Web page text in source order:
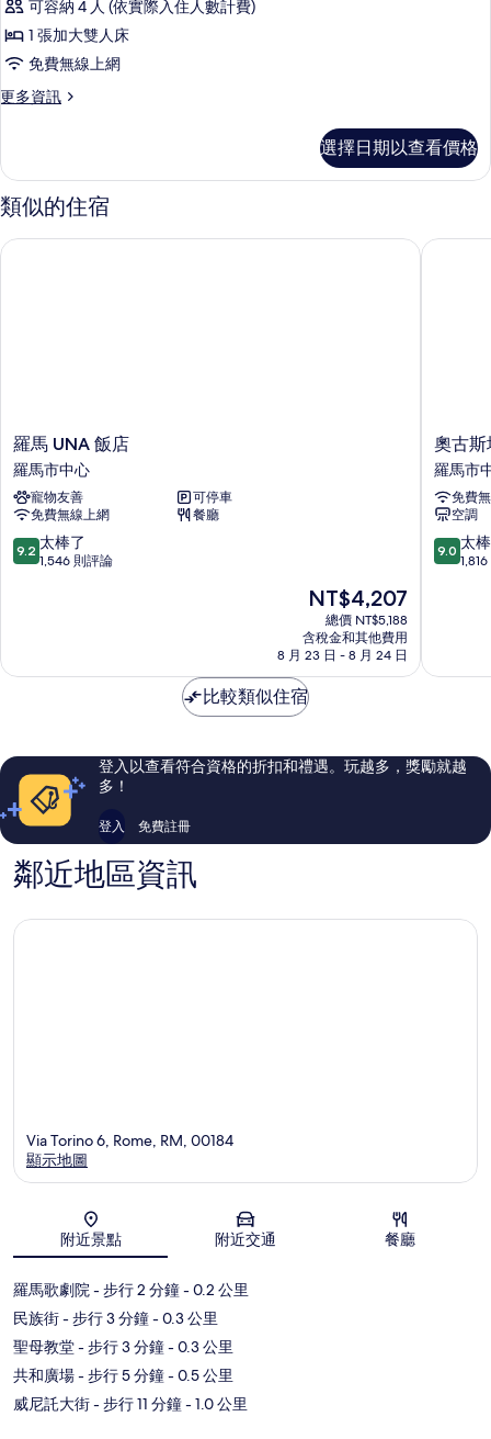
片
情
套
房
所
相
片
可容納 4 人 (依實際入住人數計費)
1 張加大雙人床
免費無線上網
更多資訊
更
的
詳
情
選擇日期以查看價格
類似的住宿
羅
馬
UNA
飯
店
羅
馬
羅馬 UNA 飯店
羅馬市中心
寵物友善
可停車
免費無線上網
餐廳
9.2
分，
棒
評
論
9.2 太棒了
1,546 則評論
現
價
格
為
NT$4,207
NT$4,207
總價 NT$5,188
含稅金和其他費用
8 月 23 日 - 8 月 24 日
羅馬 UNA 飯店
奧
古
斯
塔
魯
西
拉
市
奧古斯
羅馬市
免費
空調
9.0
分，
棒
評
論
9.0 太
奧古斯
比較類似住宿
登入以查看符合資格的折扣和禮遇。玩越多，獎勵就越
多！
登入 免費註冊
鄰近地區資訊
地圖
Via Torino 6, Rome, RM, 00184
顯示地圖
附近景點 附近交通 餐廳
羅馬歌劇院- 步行 2 分鐘- 0.2 公里
民族街- 步行 3 分鐘- 0.3 公里
聖母教堂- 步行 3 分鐘- 0.3 公里
共和廣場- 步行 5 分鐘- 0.5 公里
威尼託大街- 步行 11 分鐘- 1.0 公里